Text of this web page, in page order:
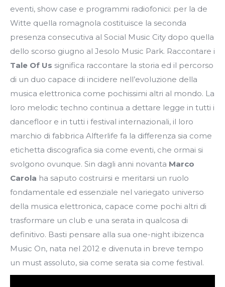
eventi, show case e programmi radiofonici: per la de
Witte quella romagnola costituisce la seconda
presenza consecutiva al Social Music City dopo quella
dello scorso giugno al Jesolo Music Park. Raccontare i
Tale Of Us significa raccontare la storia ed il percorso
di un duo capace di incidere nell’evoluzione della
musica elettronica come pochissimi altri al mondo. La
loro melodic techno continua a dettare legge in tutti i
dancefloor e in tutti i festival internazionali, il loro
marchio di fabbrica Alfterlife fa la differenza sia come
etichetta discografica sia come eventi, che ormai si
svolgono ovunque. Sin dagli anni novanta Marco
Carola ha saputo costruirsi e meritarsi un ruolo
fondamentale ed essenziale nel variegato universo
della musica elettronica, capace come pochi altri di
trasformare un club e una serata in qualcosa di
definitivo. Basti pensare alla sua one-night ibizenca
Music On, nata nel 2012 e divenuta in breve tempo
un must assoluto, sia come serata sia come festival.